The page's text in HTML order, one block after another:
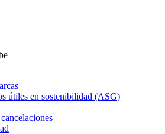
útiles en sostenibilidad (ASG)